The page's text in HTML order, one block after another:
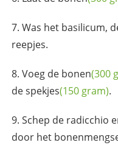
Was het basilicum,
reepjes.
Voeg de bonen(300
despekjes(150 gram).
Schep de radicchio
door het